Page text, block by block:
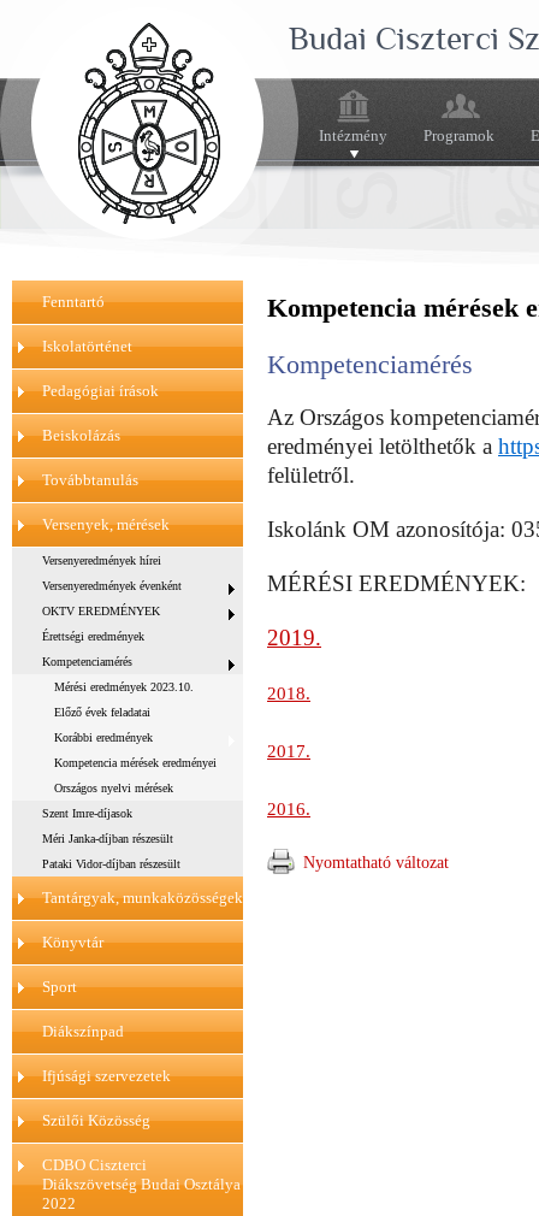
Budai Ciszterci
Intézmény Programok
Fenntartó
Iskolatörténet
Pedagógiai írások
Beiskolázás
Továbbtanulás
Versenyek, mérések
Versenyeredmények hírei
Versenyeredmények évenként
OKTV EREDMÉNYEK
Érettségi eredmények
Kompetenciamérés
Mérési eredmények 2023.10.
Előző évek feladatai
Korábbi eredmények
Kompetencia mérések eredményei
Országos nyelvi mérések
Szent Imre-díjasok
Méri Janka-díjban részesült
Pataki Vidor-díjban részesült
Tantárgyak, munkaközösségek
Könyvtár
Sport
Diákszínpad
Ifjúsági szervezetek
Szülői Közösség
CDBO Ciszterci
Diákszövetség Budai Osztálya
2022
Kompetencia mérések
Kompetenciamérés
Az Országos
eredményei letölthetők a
felületről.
Iskolánk OM azonosítója:
MÉRÉSI EREDMÉNYEK:
2019.
2018.
2017.
2016.
Nyomtatható változat